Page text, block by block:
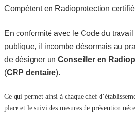
Compétent en Radioprotection
En conformité avec le Code du
publique, il incombe désormais au
de désigner un Conseiller en
(CRP dentaire).
Ce qui permet ainsi à chaque chef
place et le suivi des mesures de prévention